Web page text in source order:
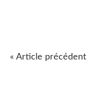
« Article précédent